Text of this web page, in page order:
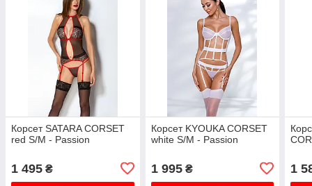
Корсет SATARA CORSET
red S/M - Passion
1 495 ₴
Корсет KYOUKA CORSET
white S/M - Passion
1 995₴ 1